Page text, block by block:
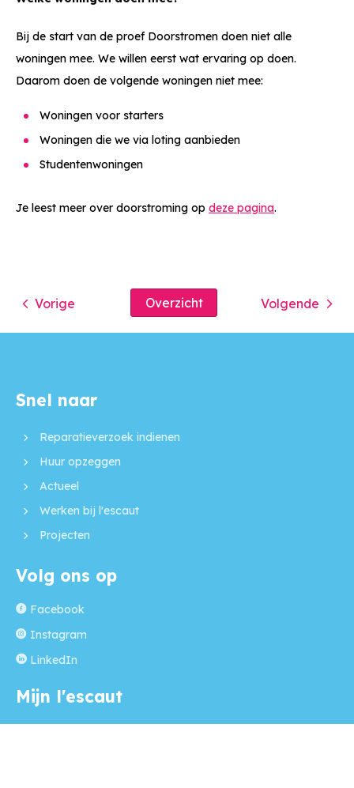
Bij de start van de proef Doorstromen doen niet alle
woningen mee. We willen eerst wat ervaring op doen.
Daarom doen de volgende woningen niet mee:
Woningen voor starters
Woningen die we via loting aanbieden
Studentenwoningen
Je leest meer over doorstroming op deze pagina.
Volgende
Overzicht
Vorige
Contactinformatie
Snel naar
Reparatieverzoek indienen
Huur opzeggen
Actueel
Werken bij l'escaut
Projecten
Volg ons op
Facebook
Instagram
LinkedIn
Mijn l'escaut